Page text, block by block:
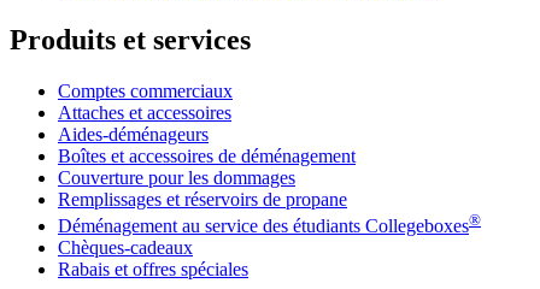
Produits et services
Comptes commerciaux
Attaches et accessoires
Aides-déménageurs
Boîtes et accessoires de déménagement
Couverture pour les dommages
Remplissages et réservoirs de propane
Déménagement au service des étudiants Collegeboxes®
Chèques-cadeaux
Rabais et offres spéciales